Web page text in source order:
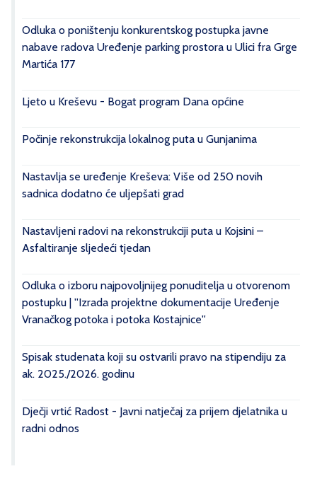
Odluka o poništenju konkurentskog postupka javne
nabave radova Uređenje parking prostora u Ulici fra Grge
Martića 177
Ljeto u Kreševu - Bogat program Dana općine
Počinje rekonstrukcija lokalnog puta u Gunjanima
Nastavlja se uređenje Kreševa: Više od 250 novih
sadnica dodatno će uljepšati grad
Nastavljeni radovi na rekonstrukciji puta u Kojsini –
Asfaltiranje sljedeći tjedan
Odluka o izboru najpovoljnijeg ponuditelja u otvorenom
postupku | ''Izrada projektne dokumentacije Uređenje
Vranačkog potoka i potoka Kostajnice''
Spisak studenata koji su ostvarili pravo na stipendiju za
ak. 2025./2026. godinu
Dječji vrtić Radost - Javni natječaj za prijem djelatnika u
radni odnos